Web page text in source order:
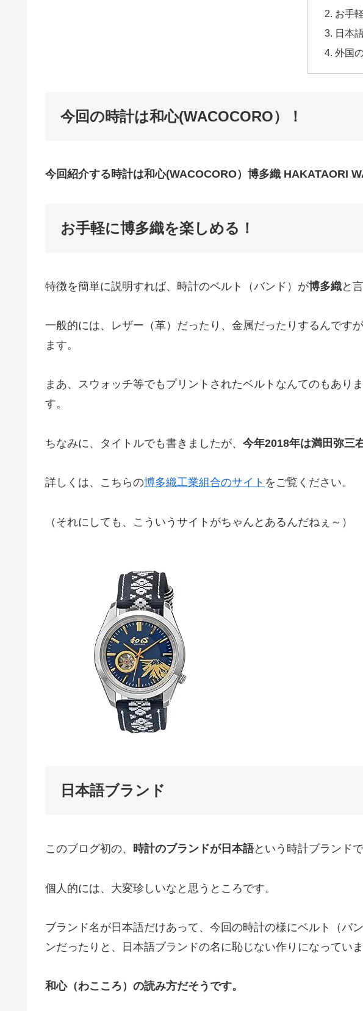
お手
日本
外国
今回の時計は和心(WACOCORO）！
今回紹介する時計は和心(WACOCORO）博多織 HAKATAORI
お手軽に博多織を楽しめる！
特徴を簡単に説明すれば、時計のベルト（バンド）が博多織と
一般的には、レザー（革）だったり、金属だったりするんです
ます。
まあ、スウォッチ等でもプリントされたベルトなんてのもあり
す。
ちなみに、タイトルでも書きましたが、 今年2018年は満田弥三
詳しくは、こちらの博多織工業組合のサイト をご覧ください。
（それにしても、こういうサイトがちゃんとあるんだねぇ～）
日本語ブランド
このブログ初の、 時計のブランドが日本語という時計ブランドで
個人的には、大変珍しいなと思うところです。
ブランド名が日本語だけあって、今回の時計の様にベルト（バ
ンだったりと、日本語ブランドの名に恥じない作りになっていま
和心（わこころ）の読み方だそうです。